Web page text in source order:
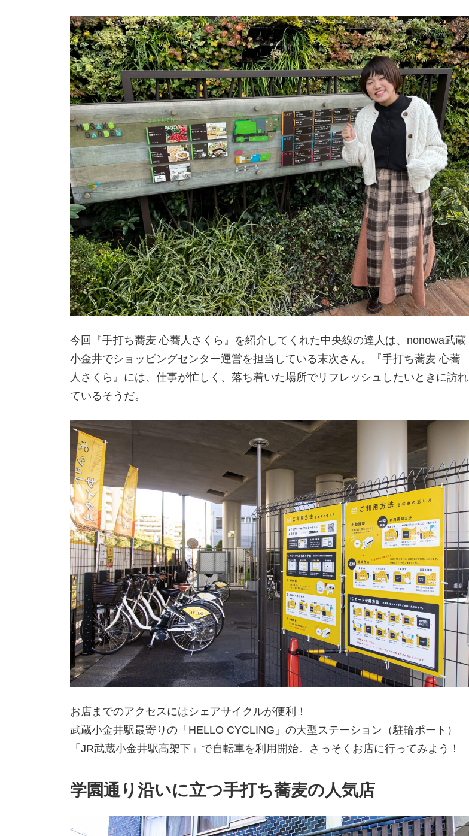
今回『手打ち蕎麦 心蕎人さくら』を紹介してくれた中央線の達人は、nonowa武蔵
小金井でショッピングセンター運営を担当している末次さん。『手打ち蕎麦 心蕎
人さくら』には、仕事が忙しく、落ち着いた場所でリフレッシュしたいときに訪れ
ているそうだ。
お店までのアクセスにはシェアサイクルが便利！
武蔵小金井駅最寄りの「HELLO CYCLING」の大型ステーション（駐輪ポート）
「JR武蔵小金井駅高架下」で自転車を利用開始。さっそくお店に行ってみよう！
学園通り沿いに立つ手打ち蕎麦の人気店